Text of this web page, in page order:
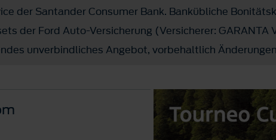
der Santander Consumer Bank. Bankübliche
der Ford Auto-Versicherung (Versicherer: GARANTA
unverbindliches Angebot, vorbehaltlich